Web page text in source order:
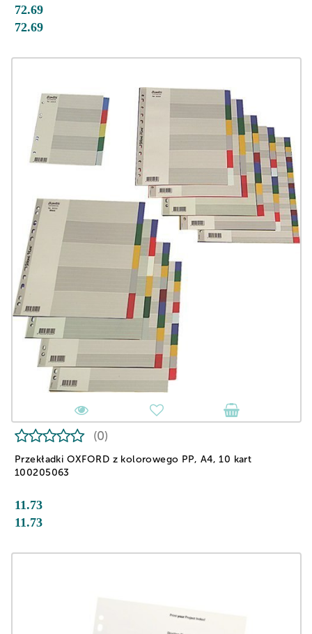
72.69
72.69
Przekładki OXFORD z kolorowego PP, A4, 10 kart
100205063
(0)
11.73
11.73